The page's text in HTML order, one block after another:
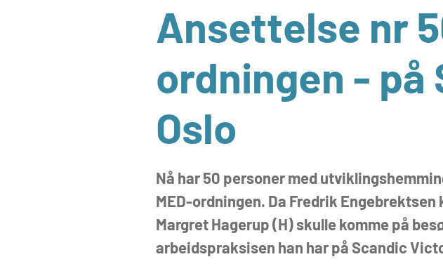
Ansettelse nr
ordningen - på
Oslo
Nå har 50 personer med
MED-ordningen. Da Fredrik
Margret Hagerup (H) skulle komme på
arbeidspraksisen han har på Scandic